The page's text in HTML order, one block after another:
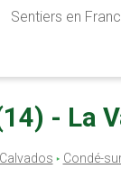
Sentiers en
- La
Calvados Condé-